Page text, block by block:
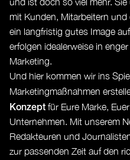
mit Kunden, Mitarbeitern
ein langfristig gutes Image
erfolgen idealerweise in
Marketing.
Und hier kommen wir ins
Marketingmaßnahmen
Konzept für Eure Marke,
Unternehmen. Mit unserem
Redakteuren und
zur passenden Zeit auf den